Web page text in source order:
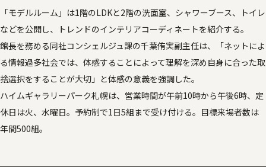
「モデルルーム」は1階のLDKと2階の洗面室、シャワーブース、トイレ
などを公開し、トレンドのインテリアコーディネートを紹介する。
館長を務める同社コンシェルジュ課の千葉侑実副主任は、「ネットによ
る情報過多社会では、体感することによって理解を深め自身に合った取
捨選択をすることが大切」と体感の意義を強調した。
ハイムギャラリーパーク札幌は、営業時間が午前10時から午後6時、定
休日は火、水曜日。予約制で1日5組まで受け付ける。目標来場者数は
年間500組。